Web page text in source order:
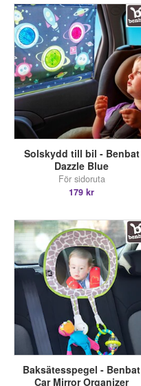
Solskydd till bil - Benbat
Dazzle Blue
För sidoruta
179 kr
Baksätesspegel - Benbat
Car Mirror Organizer